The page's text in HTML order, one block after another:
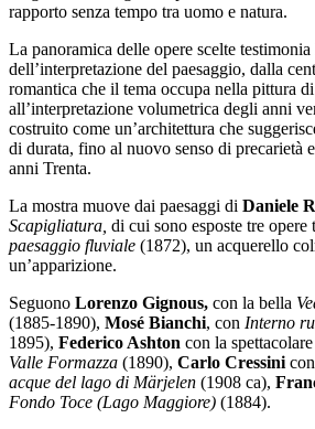
rapporto senza tempo tra uomo e natura.
La panoramica delle opere scelte
dell’interpretazione del paesaggio, dalla
romantica che il tema occupa nella pittura
all’interpretazione volumetrica degli anni
costruito come un’architettura che
di durata, fino al nuovo senso di precarietà
anni Trenta.
La mostra muove dai paesaggi di Daniele
Scapigliatura, di cui sono esposte tre opere
paesaggio fluviale (1872), un acquerello
un’apparizione.
Seguono Lorenzo Gignous, con la bella
(1885-1890), Mosé Bianchi, con Interno
1895), Federico Ashton con la spettacolare
Valle Formazza (1890), Carlo Cressini
acque del lago di Märjelen (1908 ca),
Fondo Toce (Lago Maggiore) (1884).